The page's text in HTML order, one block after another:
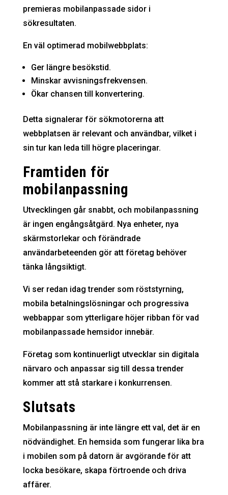
premieras mobilanpassade sidor i
sökresultaten.
En väl optimerad mobilwebbplats:
Ger längre besökstid.
Minskar avvisningsfrekvensen.
Ökar chansen till konvertering.
Detta signalerar för sökmotorerna att
webbplatsen är relevant och användbar, vilket i
sin tur kan leda till högre placeringar.
Framtiden för
mobilanpassning
Utvecklingen går snabbt, och mobilanpassning
är ingen engångsåtgärd. Nya enheter, nya
skärmstorlekar och förändrade
användarbeteenden gör att företag behöver
tänka långsiktigt.
Vi ser redan idag trender som röststyrning,
mobila betalningslösningar och progressiva
webbappar som ytterligare höjer ribban för vad
mobilanpassade hemsidor innebär.
Företag som kontinuerligt utvecklar sin digitala
närvaro och anpassar sig till dessa trender
kommer att stå starkare i konkurrensen.
Slutsats
Mobilanpassning är inte längre ett val, det är en
nödvändighet. En hemsida som fungerar lika bra
i mobilen som på datorn är avgörande för att
locka besökare, skapa förtroende och driva
affärer.